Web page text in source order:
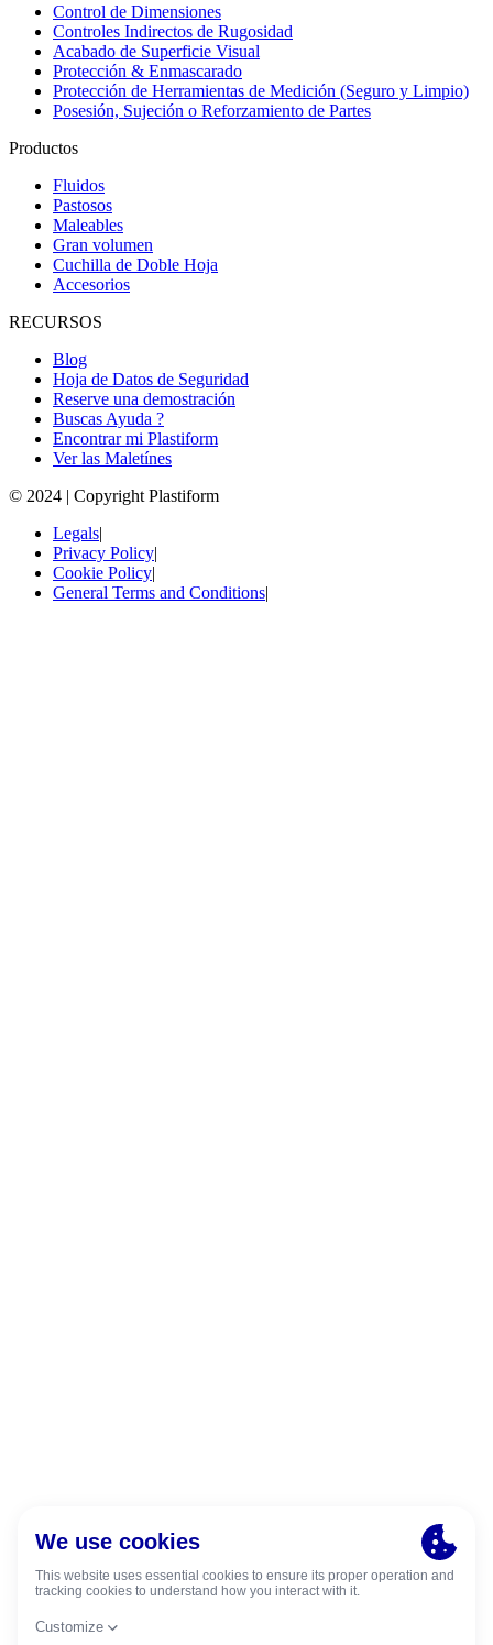
Control de Dimensiones
Controles Indirectos de Rugosidad
Acabado de Superficie Visual
Protección & Enmascarado
Protección de Herramientas de Medición (Seguro y Limpio)
Posesión, Sujeción o Reforzamiento de Partes
Productos
Fluidos
Pastosos
Maleables
Gran volumen
Cuchilla de Doble Hoja
Accesorios
RECURSOS
Blog
Hoja de Datos de Seguridad
Reserve una demostración
Buscas Ayuda ?
Encontrar mi Plastiform
Ver las Maletínes
© 2024 | Copyright Plastiform
Legals|
Privacy Policy|
Cookie Policy|
General Terms and Conditions|